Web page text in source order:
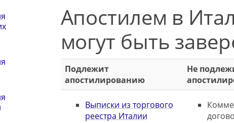
Апостилем в
могут быть
Подлежит
апостилированию
Не
Выписки из торгового
реестра Италии